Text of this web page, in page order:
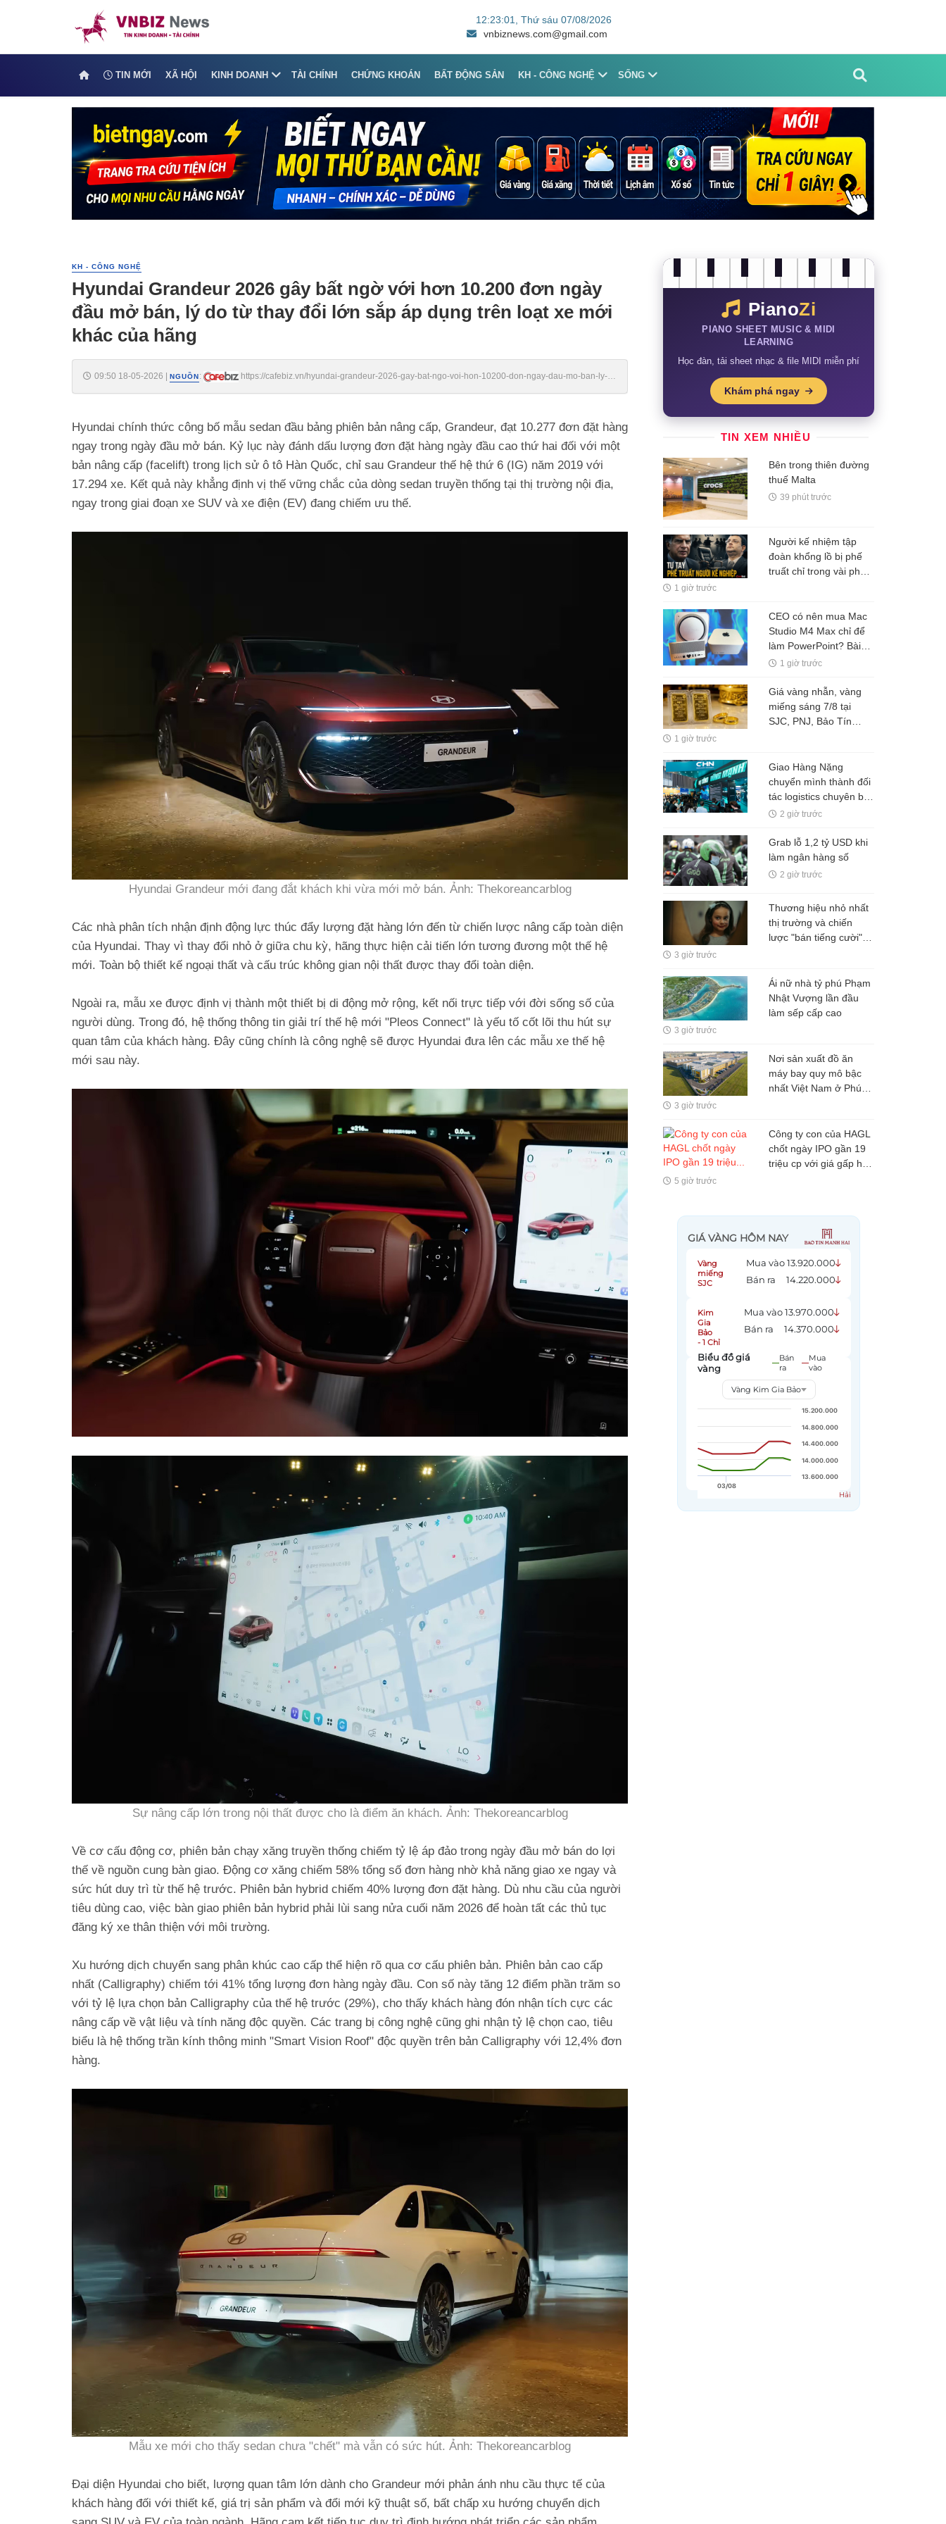
12:23:01
, Thứ sáu 07/08/2026
vnbiznews.com@gmail.com
TIN MỚI XÃ HỘI KINH DOANH TÀI CHÍNH CHỨNG KHOÁN BẤT ĐỘNG SẢN KH - CÔNG NGHỆ SỐNG
KH - CÔNG NGHỆ
Hyundai Grandeur 2026 gây bất ngờ với hơn 10.200 đơn ngày
đầu mở bán, lý do từ thay đổi lớn sắp áp dụng trên loạt xe mới
khác của hãng
09:50 18-05-2026 | NGUỒN:
https://cafebiz.vn/hyundai-grandeur-2026-gay-bat-ngo-voi-hon-10200-don-ngay-dau-mo-ban-ly-
Hyundai chính thức công bố mẫu sedan đầu bảng phiên bản nâng cấp, Grandeur, đạt 10.277 đơn đặt hàng
ngay trong ngày đầu mở bán. Kỷ lục này đánh dấu lượng đơn đặt hàng ngày đầu cao thứ hai đối với một
bản nâng cấp (facelift) trong lịch sử ô tô Hàn Quốc, chỉ sau Grandeur thế hệ thứ 6 (IG) năm 2019 với
17.294 xe. Kết quả này khẳng định vị thế vững chắc của dòng sedan truyền thống tại thị trường nội địa,
ngay trong giai đoạn xe SUV và xe điện (EV) đang chiếm ưu thế.
Hyundai Grandeur mới đang đắt khách khi vừa mới mở bán. Ảnh: Thekoreancarblog
Các nhà phân tích nhận định động lực thúc đẩy lượng đặt hàng lớn đến từ chiến lược nâng cấp toàn diện
của Hyundai. Thay vì thay đổi nhỏ ở giữa chu kỳ, hãng thực hiện cải tiến lớn tương đương một thế hệ
mới. Toàn bộ thiết kế ngoại thất và cấu trúc không gian nội thất được thay đổi toàn diện.
Ngoài ra, mẫu xe được định vị thành một thiết bị di động mở rộng, kết nối trực tiếp với đời sống số của
người dùng. Trong đó, hệ thống thông tin giải trí thế hệ mới "Pleos Connect" là yếu tố cốt lõi thu hút sự
quan tâm của khách hàng. Đây cũng chính là công nghệ sẽ được Hyundai đưa lên các mẫu xe thế hệ
mới sau này.
Sự nâng cấp lớn trong nội thất được cho là điểm ăn khách. Ảnh: Thekoreancarblog
Về cơ cấu động cơ, phiên bản chạy xăng truyền thống chiếm tỷ lệ áp đảo trong ngày đầu mở bán do lợi
thế về nguồn cung bàn giao. Động cơ xăng chiếm 58% tổng số đơn hàng nhờ khả năng giao xe ngay và
sức hút duy trì từ thế hệ trước. Phiên bản hybrid chiếm 40% lượng đơn đặt hàng. Dù nhu cầu của người
tiêu dùng cao, việc bàn giao phiên bản hybrid phải lùi sang nửa cuối năm 2026 để hoàn tất các thủ tục
đăng ký xe thân thiện với môi trường.
Xu hướng dịch chuyển sang phân khúc cao cấp thể hiện rõ qua cơ cấu phiên bản. Phiên bản cao cấp
nhất (Calligraphy) chiếm tới 41% tổng lượng đơn hàng ngày đầu. Con số này tăng 12 điểm phần trăm so
với tỷ lệ lựa chọn bản Calligraphy của thế hệ trước (29%), cho thấy khách hàng đón nhận tích cực các
nâng cấp về vật liệu và tính năng độc quyền. Các trang bị công nghệ cũng ghi nhận tỷ lệ chọn cao, tiêu
biểu là hệ thống trần kính thông minh "Smart Vision Roof" độc quyền trên bản Calligraphy với 12,4% đơn
hàng.
Mẫu xe mới cho thấy sedan chưa "chết" mà vẫn có sức hút. Ảnh: Thekoreancarblog
Đại diện Hyundai cho biết, lượng quan tâm lớn dành cho Grandeur mới phản ánh nhu cầu thực tế của
khách hàng đối với thiết kế, giá trị sản phẩm và đổi mới kỹ thuật số, bất chấp xu hướng chuyển dịch
PianoZi
PIANO SHEET MUSIC & MIDI
LEARNING
Học đàn, tải sheet nhạc & file MIDI miễn phí
Khám phá ngay
TIN XEM NHIỀU
Bên trong thiên đường
thuế Malta
39 phút trước
Người kế nhiệm tập
đoàn khổng lồ bị phế
truất chỉ trong vài phút,
đã chọn mình
1 giờ trước
CEO có nên mua Mac
Studio M4 Max chỉ để
làm PowerPoint? Bài
toán không nằm ở cấu
từng phút làm việc
1 giờ trước
Giá vàng nhẫn, vàng
miếng sáng 7/8 tại
SJC, PNJ, Bảo Tín
1 giờ trước
Giao Hàng Nặng
chuyển mình thành đối
tác logistics chuyên biệt
cho kênh bán lẻ
2 giờ trước
Grab lỗ 1,2 tỷ USD khi
làm ngân hàng số
2 giờ trước
Thương hiệu nhỏ nhất
thị trường và chiến
lược "bán tiếng cười"
3 giờ trước
Ái nữ nhà tỷ phú Phạm
Nhật Vượng lần đầu
làm sếp cấp cao
3 giờ trước
Nơi sản xuất đồ ăn
máy bay quy mô bậc
nhất Việt Nam ở Phú
khách
3 giờ trước
Công ty con của HAGL
chốt ngày IPO gần 19
triệu cp với giá gấp hơn
5 giờ trước